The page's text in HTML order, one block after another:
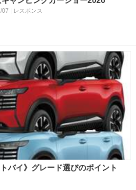
07 | レスポンス
バイ》グレード選びのポイント